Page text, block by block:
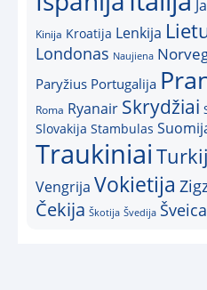
Kinija Kroatija Lenkija
Londonas Naujiena
Paryžius Portugalija
Roma Ryanair Skrydžiai
Slovakija Stambulas
Traukiniai
Vengrija Vokietija
Čekija Škotija Švedija